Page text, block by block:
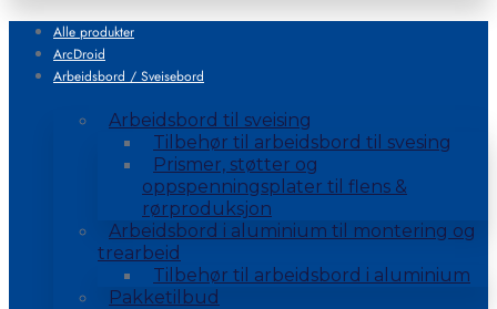
Alle produkter
ArcDroid
Arbeidsbord / Sveisebord
Arbeidsbord til sveising
Tilbehør til arbeidsbord til svesing
Prismer, støtter og
oppspenningsplater til flens &
rørproduksjon
Arbeidsbord i aluminium til montering og
trearbeid
Tilbehør til arbeidsbord i aluminium
Pakketilbud